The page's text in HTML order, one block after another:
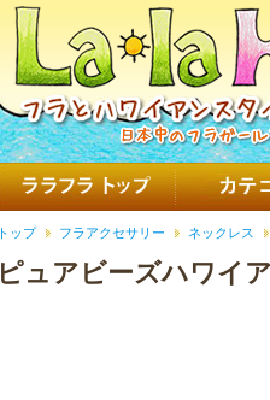
トップ フラアクセサリー ネックレス
ピュアビーズハワイ